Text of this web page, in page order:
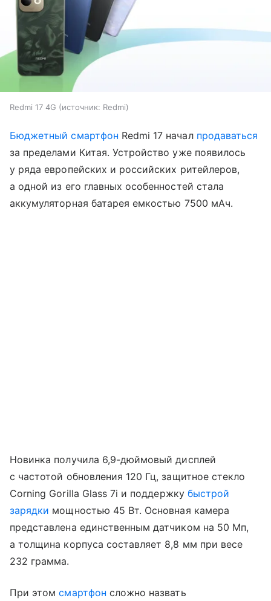
Redmi 17 4G источник: Redmi
Бюджетный смартфон Redmi 17 начал продаваться
за пределами Китая. Устройство уже появилось
у ряда европейских и российских ритейлеров,
а одной из его главных особенностей стала
аккумуляторная батарея емкостью 7500 мАч.
Новинка получила 6,9-дюймовый дисплей
с частотой обновления 120 Гц, защитное стекло
Corning Gorilla Glass 7i и поддержку быстрой
зарядки мощностью 45 Вт. Основная камера
представлена единственным датчиком на 50 Мп,
а толщина корпуса составляет 8,8 мм при весе
232 грамма.
При этомсмартфон сложно назвать